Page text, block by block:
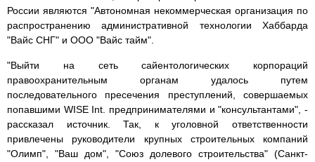
России являются "Автономная некоммерческая организация по
распространению административной технологии Хаббарда
"Вайс СНГ" и ООО "Вайс тайм".
"Выйти на сеть сайентологических корпораций
правоохранительным органам удалось путем
последовательного пресечения преступлений, совершаемых
попавшими WISE Int. предпринимателями и "консультантами", -
рассказал источник. Так, к уголовной ответственности
привлечены руководители крупных строительных компаний
"Олимп", "Ваш дом", "Союз долевого строительства" (Санкт-